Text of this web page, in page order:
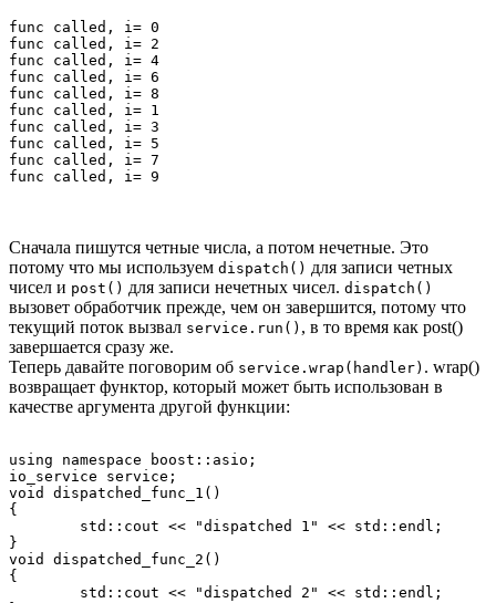
func called, i= 0
func called, i= 2
func called, i= 4
func called, i= 6
func called, i= 8
func called, i= 1
func called, i= 3
func called, i= 5
func called, i= 7
Сначала пишутся четные числа, а потом нечетные. Это
потому что мы используем dispatch() для записи четных
чисел и post() для записи нечетных чисел. dispatch()
вызовет обработчик прежде, чем он завершится, потому что
текущий поток вызвал service.run() , в то время как post()
завершается сразу же.
Теперь давайте поговорим об service.wrap(handler) . wrap()
возвращает функтор, который может быть использован в
качестве аргумента другой функции:
using namespace boost::asio;
io_service service;
void dispatched_func_1()
{
}
void dispatched_func_2()
{